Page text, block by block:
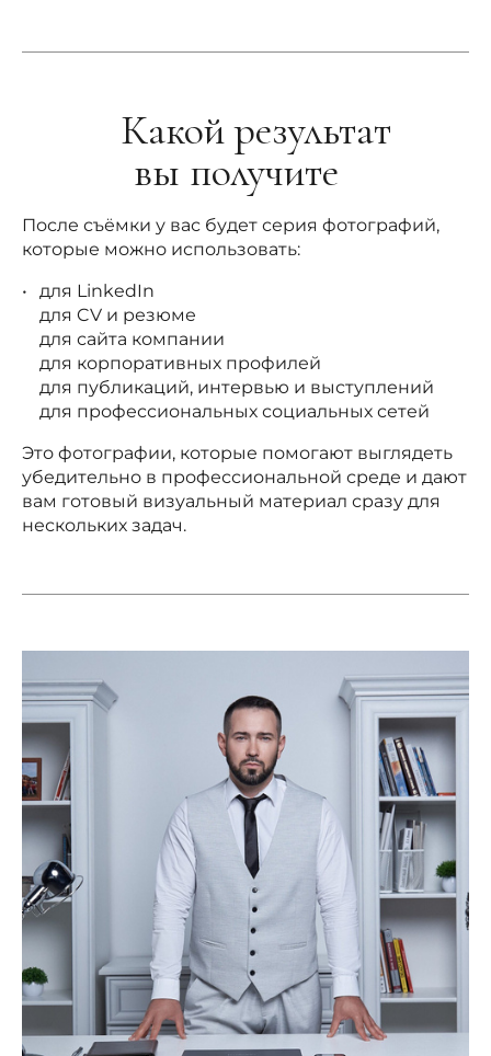
Какой результат
вы получите
После съёмки у вас будет серия фотографий,
которые можно использовать:
для LinkedIn
для CV и резюме
для сайта компании
для корпоративных профилей
для публикаций, интервью и выступлений
для профессиональных социальных сетей
Это фотографии, которые помогают выглядеть
убедительно в профессиональной среде и дают
вам готовый визуальный материал сразу для
нескольких задач.